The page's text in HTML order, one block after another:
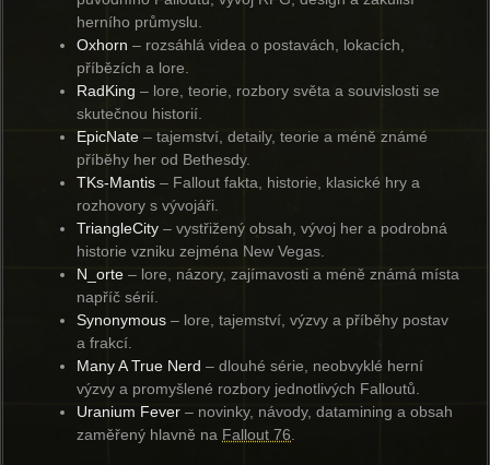
herního průmyslu.
Oxhorn – rozsáhlá videa o postavách, lokacích,
příbězích a lore.
RadKing – lore, teorie, rozbory světa a souvislosti se
skutečnou historií.
EpicNate – tajemství, detaily, teorie a méně známé
příběhy her od Bethesdy.
TKs-Mantis – Fallout fakta, historie, klasické hry a
rozhovory s vývojáři.
TriangleCity – vystřižený obsah, vývoj her a podrobná
historie vzniku zejména New Vegas.
N_orte – lore, názory, zajímavosti a méně známá místa
napříč sérií.
Synonymous – lore, tajemství, výzvy a příběhy postav
a frakcí.
Many A True Nerd – dlouhé série, neobvyklé herní
výzvy a promyšlené rozbory jednotlivých Falloutů.
Uranium Fever – novinky, návody, datamining a obsah
zaměřený hlavně na Fallout 76.